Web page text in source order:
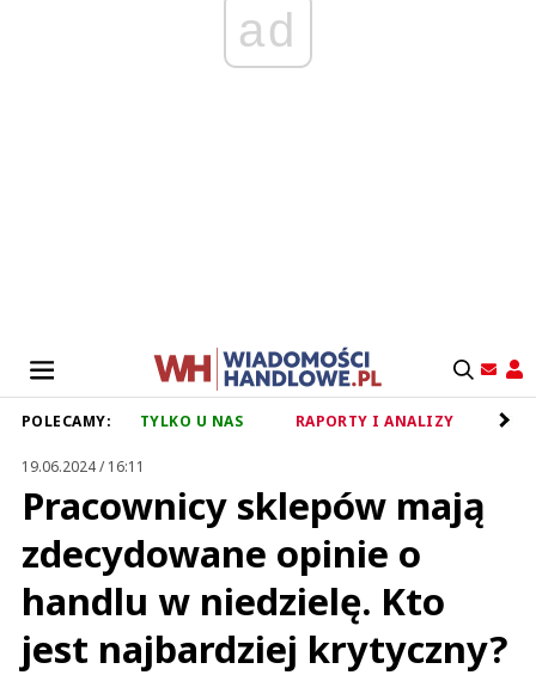
ad
POLECAMY: TYLKO U NAS RAPORTY I ANALIZY
19.06.2024 / 16:11
Pracownicy sklepów mają
zdecydowane opinie o
handlu w niedzielę. Kto
jest najbardziej krytyczny?